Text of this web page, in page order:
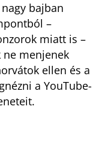
bajban
–
miatt is –
menjenek
ellen és a
a YouTube-